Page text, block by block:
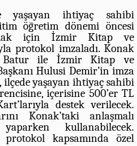
yaşayan ihtiyaç sahibi
öğretim dönemi öncesi
için İzmir Kitap ve
protokol imzaladı. Konak
Batur ile İzmir Kitap ve
Hulusi Demir’in imza
ilçede yaşayan ihtiyaç sahibi
içerisine 500’er TL
destek verilecek.
Konak’taki anlaşmalı
kullanabilecek.
protokol kapsamında özel